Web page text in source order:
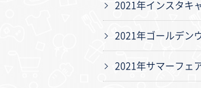
2021年インスタキ
2021年ゴールデン
2021年サマーフェ